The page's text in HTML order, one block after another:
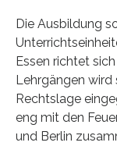
Die Ausbildung
Essen richtet
Lehrgängen
Rechtslage
eng mit den
und Berlin